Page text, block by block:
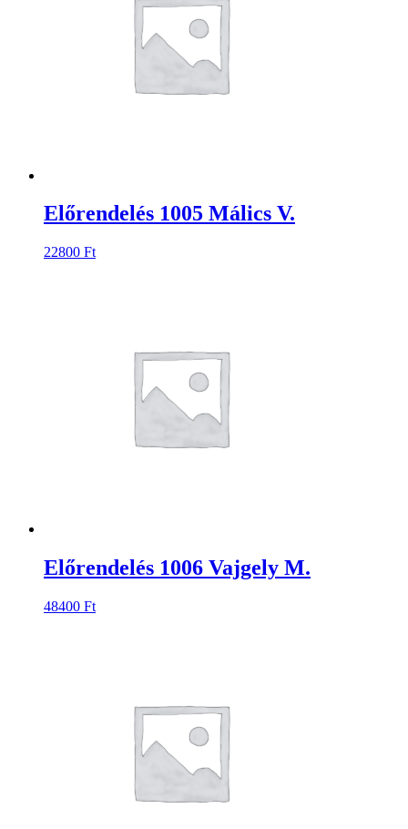
Előrendelés 1005 Málics V.
22800 Ft
Előrendelés 1006 Vajgely M.
48400 Ft